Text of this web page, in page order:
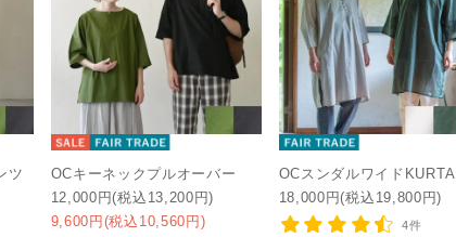
ツ
OCキーネックプルオーバー
12,000円(税込13,200円)
9,600円(税込10,560円)
OCスンダルワイドKURTA
18,000円(税込19,800円)
4件